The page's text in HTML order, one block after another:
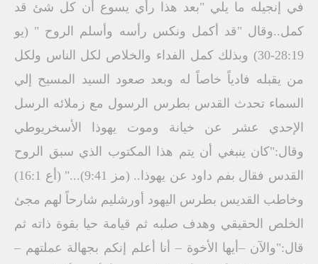
في إنجيله ما يلي "بعد هذا رأي يسوع أن كل شئ قد
كمل..وقال "قد أكمل ونكس رأسه وأسلم الروح " (يو
28:19-30) وبذلك كمل الفداء والخلاص لكل الناس ولكل
من يقبله فادياً خاصاً له وبعد صعود السيد المسيح إلي
السماء تحدث القدس بطرس الرسول مع زملائه الرسل
الإحدي عشر عن خيانة وموت يهوذا الأسخريوطي
وقال:"كان ينبغي أن يتم هذا المكتوب الذي سبق الروح
القدس فقال بفم داود عن يهوذا.. (مز 9:41)..." (أع 16:1)
وخاطب القديس بطرس اليهود أورشليم شارحاً لهم مجئ
الخلص الحقيقي وهدف صلبه ثم قيامة حيا بقوة ذاته ثم
قال:"والآن –أيها الأخوة – أنا أعلم إنكم بجهالة عملتهم –